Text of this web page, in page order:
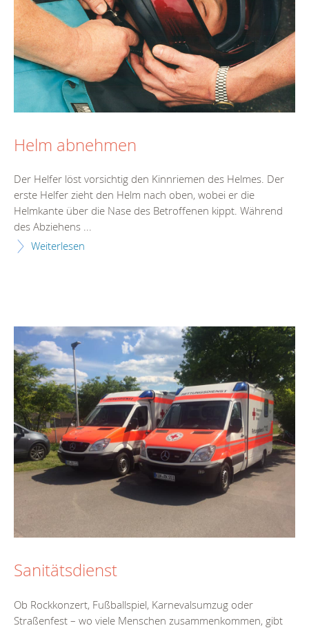
Helm abnehmen
Der Helfer löst vorsichtig den Kinnriemen des Helmes. Der
erste Helfer zieht den Helm nach oben, wobei er die
Helmkante über die Nase des Betroffenen kippt. Während
des Abziehens ...
Weiterlesen
Sanitätsdienst
Ob Rockkonzert, Fußballspiel, Karnevalsumzug oder
Straßenfest – wo viele Menschen zusammenkommen, gibt